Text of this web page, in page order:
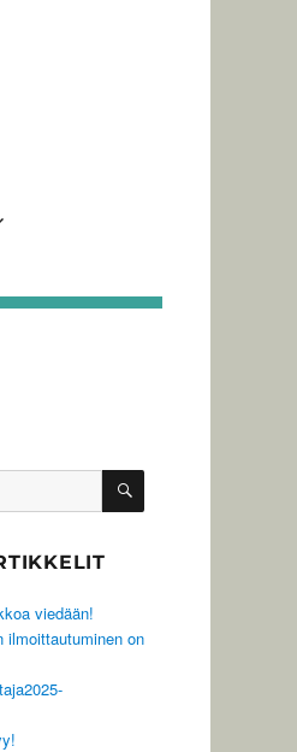
HAKU
viedään!
ilmoittautuminen on